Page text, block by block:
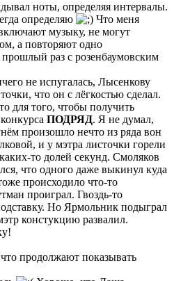
ноты, определяя интервалы.
определяю
Что меня
музыку, не могут
а повторяют одно
раз с розенбаумовским
не испугалась, Лысенкову
что он с лёгкостью сделал.
для того, чтобы получить
ПОДРЯД. Я не думал,
произошло нечто из ряда вон
и у мэтра листочки горели
то долей секунд. Смоляков
что одного даже выкинул куда
происходило что-то
проиграл. Гвоздь-то
Но Ярмольник подыграл
констукцию развалил.
продолжают показывать